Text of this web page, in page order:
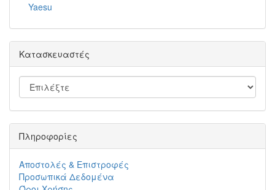
Yaesu
Κατασκευαστές
Πληροφορίες
Αποστολές & Επιστροφές
Προσωπικά Δεδομένα